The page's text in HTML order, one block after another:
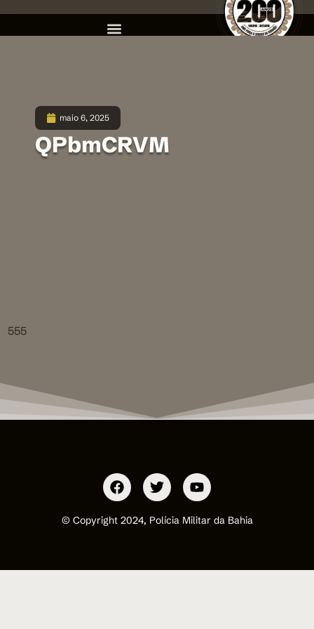
maio 6, 2025
QPbmCRVM
555
© Copyright 2024, Polícia Militar da Bahia